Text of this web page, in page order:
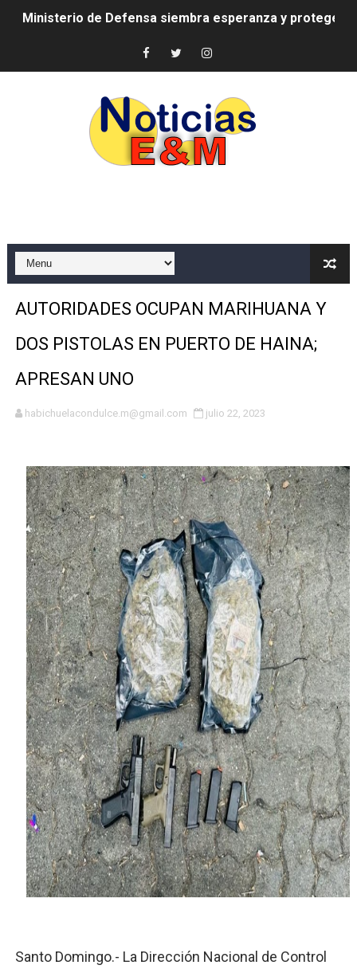
Residentes en San Juan beneficiados con jornada
El magistrado Henry Molina decidió no seguir en la
Fellito Suberví asegura en Carolina Mejía RD tiene la
Respuesta oportuna de Propeep permite a familia de
Juramentan a Angelina Biviana Riveiro como nueva
DIGEIG y Liga Municipal Dominicana impulsan metas
Tribunal Superior Administrativo anula permisos
JCE flexibiliza renovación de cédula: adiós al orden
Restaurante Amigos es reconocido por sus cuatro
Banco Popular escala 17 posiciones en los mil
SNS y el SRSO actualizan Manual de Comunicación
Osiris de León responde a Roberto Tineo y a Yeisy
DGPCF: 55 años sembrando desarrollo y
Operativo interagencial frena delitos ambientales y
-Propeep y Gestión Presidencial encabezan entrega
AUTORIDADES OCUPAN MARIHUANA Y
DOS PISTOLAS EN PUERTO DE HAINA;
APRESAN UNO
habichuelacondulce.m@gmail.com julio 22, 2023
Santo Domingo.- La Dirección Nacional de Control